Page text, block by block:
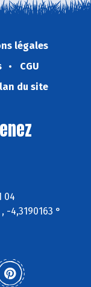
légales
CGU
du site
04
-4,3190163 °